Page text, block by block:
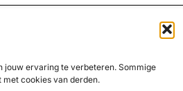
jouw ervaring te verbeteren. Sommige
met cookies van derden.
SchildklierNL